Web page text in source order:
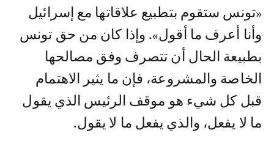
«تونس ستقوم بتطبيع علاقاتها مع إسرائيل
وأنا أعرف ما أقول». وإذا كان من حق تونس
بطبيعة الحال أن تتصرف وفق مصالحها
الخاصة والمشروعة، فإن ما يثير الاهتمام
قبل كل شيء هو موقف الرئيس الذي يقول
ما لا يفعل، والذي يفعل ما لا يقول.